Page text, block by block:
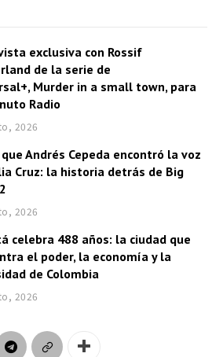
exclusiva con Rossif
de la serie de
Murder in a small town, para
Radio
2026
Andrés Cepeda encontró la voz
Cruz: la historia detrás de Big
2026
celebra 488 años: la ciudad que
el poder, la economía y la
de Colombia
2026